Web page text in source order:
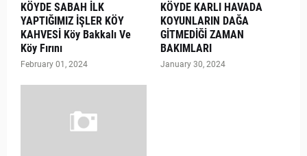
KÖYDE SABAH İLK
YAPTIĞIMIZ İŞLER KÖY
KAHVESİ Köy Bakkalı Ve
Köy Fırını
February 01, 2024
KÖYDE KARLI HAVADA
KOYUNLARIN DAĞA
GİTMEDİĞİ ZAMAN
BAKIMLARI
January 30, 2024